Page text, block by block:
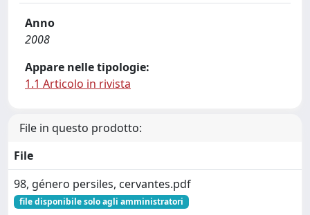
Anno
2008
Appare nelle tipologie:
1.1 Articolo in rivista
File in questo prodotto:
File
98, género persiles, cervantes.pdf
file disponibile solo agli amministratori